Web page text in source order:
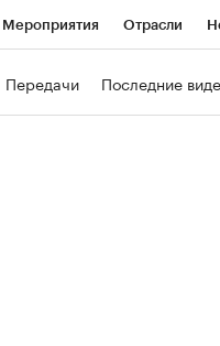
Мероприятия Отрасли
Передачи Последние